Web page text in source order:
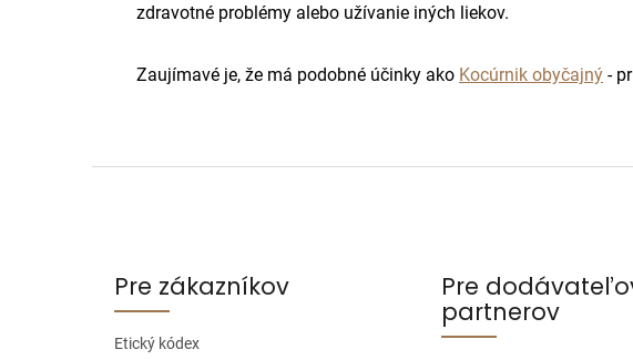
zdravotné problémy alebo užívanie iných liekov.
Zaujímavé je, že má podobné účinky ako Kocúrnik obyčajný -
Pre zákazníkov
Etický kódex
Pre
partnerov